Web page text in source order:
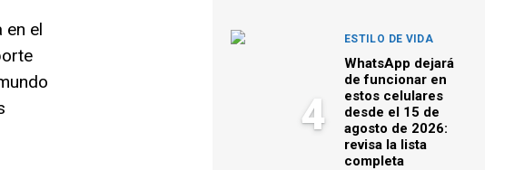
en el
4
ESTILO DE VIDA
WhatsApp dejará
de funcionar en
estos celulares
desde el 15 de
agosto de 2026:
revisa la lista
completa